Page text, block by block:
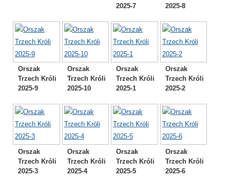
2025-7
2025-8
Orszak
Trzech Króli
2025-9
Orszak
Trzech Króli
2025-10
Orszak
Trzech Króli
2025-1
Orszak
Trzech Króli
2025-2
Orszak
Trzech Króli
2025-3
Orszak
Trzech Króli
2025-4
Orszak
Trzech Króli
2025-5
Orszak
Trzech Króli
2025-6